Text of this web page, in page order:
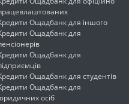
Ощадбанк для іншого
Ощадбанк для
Ощадбанк для
Ощадбанк для студентів
Ощадбанк для
осіб